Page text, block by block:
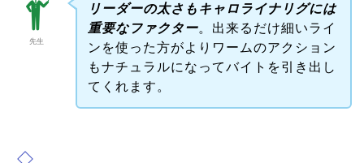
先生
リーダーの太さもキャロライナリグには
重要なファクター。出来るだけ細いライ
ンを使った方がよりワームのアクション
もナチュラルになってバイトを引き出し
てくれます。